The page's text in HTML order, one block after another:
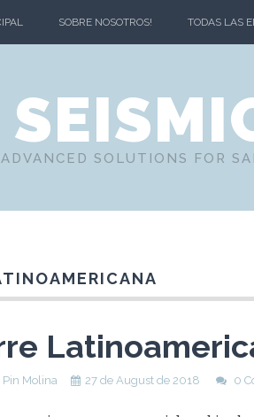
SOBRE NOSOTROS! TODAS LAS
ADVANCED SOLUTIONS FOR
Molina 27 de August de 2018 0